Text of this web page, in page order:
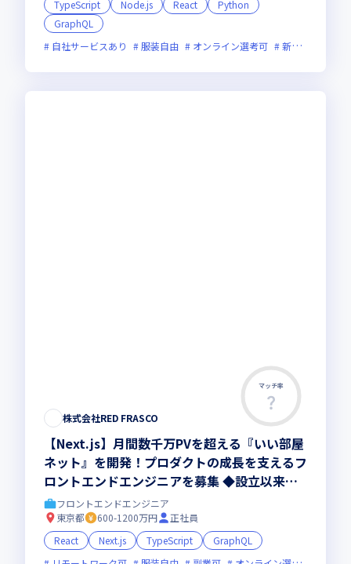
TypeScript
Node.js React
Python
GraphQL
自社サービスあり
服装自由 オンライン選考可 新規立ち上げ
マッチ率
株式会社RED FRASCO
【Next.js】月間数千万PVを超える『いい部屋
ネット』を開発！プロダクトの成長を支えるフ
ロントエンドエンジニアを募集 ◆設立以来、
黒字成長 ◆フレックス ◆年間休日125日以上
◆リモートワーク相談可 ◆残業月10ｈ程度 ◆
副業可
フロントエンドエンジニア
東京都
600-1200万円
正社員
React
Next.js TypeScript
GraphQL